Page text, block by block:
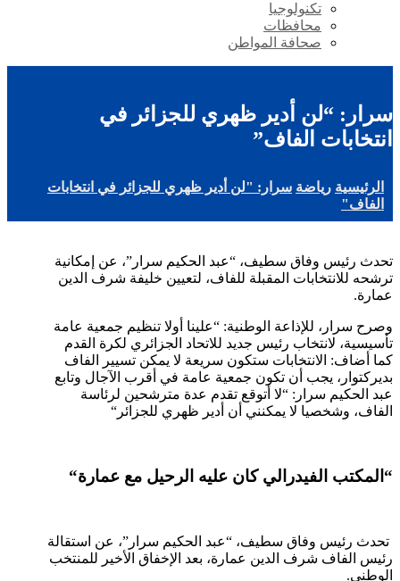
تكنولوجيا
محافظات
صحافة المواطن
سرار: “لن أدير ظهري للجزائر في
انتخابات الفاف”
الرئيسية رياضة سرار: "لن أدير ظهري للجزائر في انتخابات
الفاف"
تحدث رئيس وفاق سطيف، “عبد الحكيم سرار”، عن إمكانية
ترشحه للانتخابات المقبلة للفاف، لتعيين خليفة شرف الدين
عمارة.
وصرح سرار، للإذاعة الوطنية: “علينا أولا تنظيم جمعية عامة
تأسيسية، لانتخاب رئيس جديد للاتحاد الجزائري لكرة القدم
كما أضاف: الانتخابات ستكون سريعة لا يمكن تسيير الفاف
بديركتوار، يجب أن تكون جمعية عامة في أقرب الآجال وتابع
عبد الحكيم سرار: “لا أتوقع تقدم عدة مترشحين لرئاسة
الفاف، وشخصيا لا يمكنني أن أدير ظهري للجزائر “
“ المكتب الفيدرالي كان عليه الرحيل مع عمارة“
تحدث رئيس وفاق سطيف، “عبد الحكيم سرار”، عن استقالة
رئيس الفاف شرف الدين عمارة، بعد الإخفاق الأخير للمنتخب
الوطني.